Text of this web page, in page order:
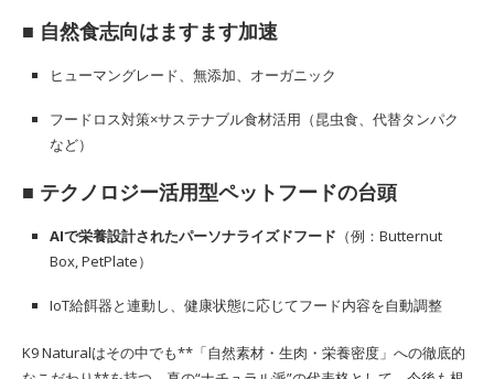
■ 自然食志向はますます加速
ヒューマングレード、無添加、オーガニック
フードロス対策×サステナブル食材活用（昆虫食、代替タンパク
など）
■ テクノロジー活用型ペットフードの台頭
AIで栄養設計されたパーソナライズドフード （例：Butternut
Box, PetPlate）
IoT給餌器と連動し、健康状態に応じてフード内容を自動調整
K9 Naturalはその中でも**「自然素材・生肉・栄養密度」への徹底的